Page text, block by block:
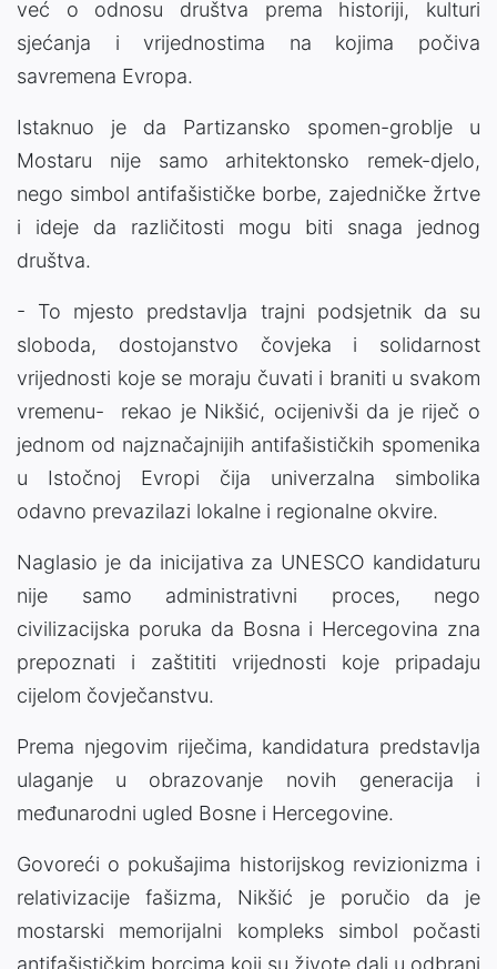
već o odnosu društva prema historiji, kulturi
sjećanja i vrijednostima na kojima počiva
savremena Evropa.
Istaknuo je da Partizansko spomen-groblje u
Mostaru nije samo arhitektonsko remek-djelo,
nego simbol antifašističke borbe, zajedničke žrtve
i ideje da različitosti mogu biti snaga jednog
društva.
- To mjesto predstavlja trajni podsjetnik da su
sloboda, dostojanstvo čovjeka i solidarnost
vrijednosti koje se moraju čuvati i braniti u svakom
vremenu- rekao je Nikšić, ocijenivši da je riječ o
jednom od najznačajnijih antifašističkih spomenika
u Istočnoj Evropi čija univerzalna simbolika
odavno prevazilazi lokalne i regionalne okvire.
Naglasio je da inicijativa za UNESCO kandidaturu
nije samo administrativni proces, nego
civilizacijska poruka da Bosna i Hercegovina zna
prepoznati i zaštititi vrijednosti koje pripadaju
cijelom čovječanstvu.
Prema njegovim riječima, kandidatura predstavlja
ulaganje u obrazovanje novih generacija i
međunarodni ugled Bosne i Hercegovine.
Govoreći o pokušajima historijskog revizionizma i
relativizacije fašizma, Nikšić je poručio da je
mostarski memorijalni kompleks simbol počasti
antifašističkim borcima koji su živote dali u odbrani